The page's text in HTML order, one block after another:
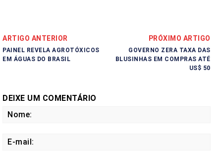
ARTIGO ANTERIOR
PAINEL REVELA AGROTÓXICOS
EM ÁGUAS DO BRASIL
PRÓXIMO ARTIGO
GOVERNO ZERA TAXA DAS
BLUSINHAS EM COMPRAS ATÉ
US$ 50
DEIXE UM COMENTÁRIO